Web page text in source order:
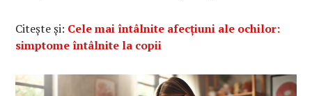
Citește și: Cele mai întâlnite afecțiuni ale ochilor:
simptome întâlnite la copii